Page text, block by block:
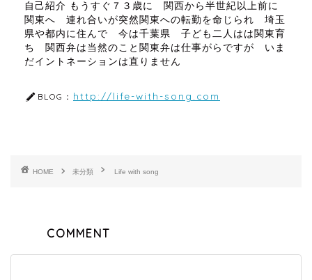
自己紹介 もうすぐ７３歳に 関西から半世紀以上前に
関東へ 連れ合いが突然関東への転勤を命じられ 埼玉
県や都内に住んで 今は千葉県 子ども二人はは関東育
ち 関西弁は当然のこと関東弁は仕事がらですが いま
だイントネーションは直りません
BLOG： http://life-with-song.com
HOME 未分類 Life with song
COMMENT